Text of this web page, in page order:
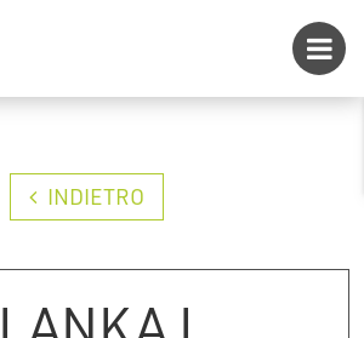
INDIETRO
L.